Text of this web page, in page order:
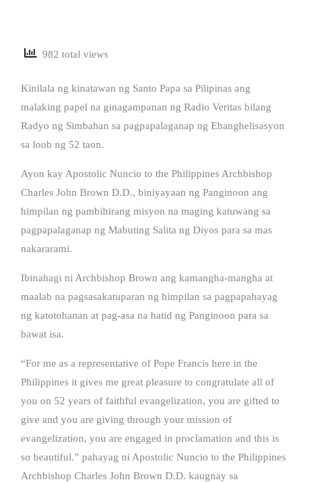
982 total views
Kinilala ng kinatawan ng Santo Papa sa Pilipinas ang
malaking papel na ginagampanan ng Radio Veritas bilang
Radyo ng Simbahan sa pagpapalaganap ng Ebanghelisasyon
sa loob ng 52 taon.
Ayon kay Apostolic Nuncio to the Philippines Archbishop
Charles John Brown D.D., biniyayaan ng Panginoon ang
himpilan ng pambihirang misyon na maging katuwang sa
pagpapalaganap ng Mabuting Salita ng Diyos para sa mas
nakararami.
Ibinahagi ni Archbishop Brown ang kamangha-mangha at
maalab na pagsasakatuparan ng himpilan sa pagpapahayag
ng katotohanan at pag-asa na hatid ng Panginoon para sa
bawat isa.
“For me as a representative of Pope Francis here in the
Philippines it gives me great pleasure to congratulate all of
you on 52 years of faithful evangelization, you are gifted to
give and you are giving through your mission of
evangelization, you are engaged in proclamation and this is
so beautiful.” pahayag ni Apostolic Nuncio to the Philippines
Archbishop Charles John Brown D.D. kaugnay sa